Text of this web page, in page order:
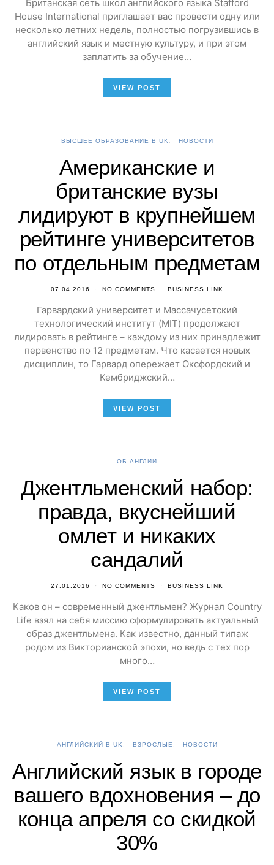
Британская сеть школ английского языка Stafford
House International приглашает вас провести одну или
несколько летних недель, полностью погрузившись в
английский язык и местную культуру, и при этом
заплатить за обучение…
VIEW POST
ВЫСШЕЕ ОБРАЗОВАНИЕ В UK НОВОСТИ
Американские и
британские вузы
лидируют в крупнейшем
рейтинге университетов
по отдельным предметам
07.04.2016 NO COMMENTS BUSINESS LINK
Гарвардский университет и Массачусетский
технологический институт (MIT) продолжают
лидировать в рейтинге – каждому из них принадлежит
первенство по 12 предметам. Что касается новых
дисциплин, то Гарвард опережает Оксфордский и
Кембриджский…
VIEW POST
ОБ АНГЛИИ
Джентльменский набор:
правда, вкуснейший
омлет и никаких
сандалий
27.01.2016 NO COMMENTS BUSINESS LINK
Каков он – современный джентльмен? Журнал Country
Life взял на себя миссию сформулировать актуальный
образ джентльмена. Как известно, данный типаж
родом из Викторианской эпохи, но ведь с тех пор
много…
VIEW POST
АНГЛИЙСКИЙ В UK ВЗРОСЛЫЕ НОВОСТИ
Английский язык в городе
вашего вдохновения – до
конца апреля со скидкой
30%